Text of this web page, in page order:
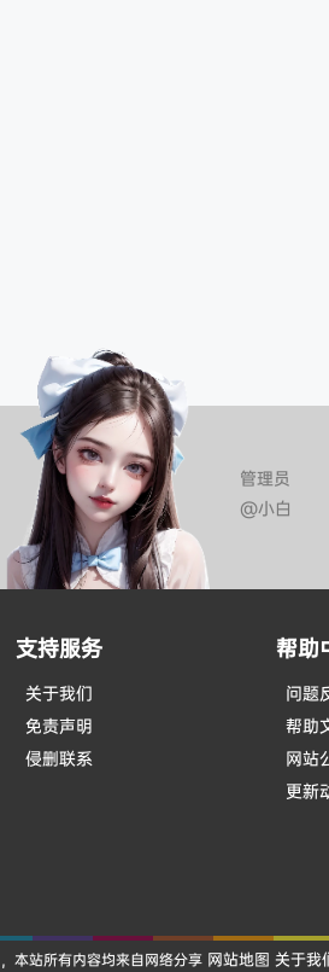
管理员
@小白
支持服务
关于我们
免责声明
侵删联系
帮助
问题
帮助
网站
更新
，本站所有内容均来自网络分享 网站地图 关于我